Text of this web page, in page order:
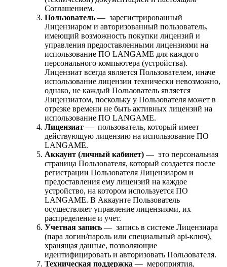
Соглашением.
Пользователь — зарегистрированный
Лицензиаром и авторизованный пользователь,
имеющий возможность покупки лицензий и
управления предоставленными лицензиями на
использование ПО LANGAME для каждого
персонального компьютера (устройства).
Лицензиат всегда является Пользователем, иначе
использование лицензии технически невозможно,
однако, не каждый Пользователь является
Лицензиатом, поскольку у Пользователя может в
отрезке времени не быть активных лицензий на
использование ПО LANGAME.
Лицензиат — пользователь, который имеет
действующую лицензию на использование ПО
LANGAME.
Аккаунт (личный кабинет) — это персональная
страница Пользователя, который создается после
регистрации Пользователя Лицензиаром и
предоставления ему лицензий на каждое
устройство, на котором используется ПО
LANGAME. В Аккаунте Пользователь
осуществляет управление лицензиями, их
распределение и учет.
Учетная запись — запись в системе Лицензиара
(пара логин/пароль или специальный api-ключ),
хранящая данные, позволяющие
идентифицировать и авторизовать Пользователя.
Техническая поддержка — мероприятия,